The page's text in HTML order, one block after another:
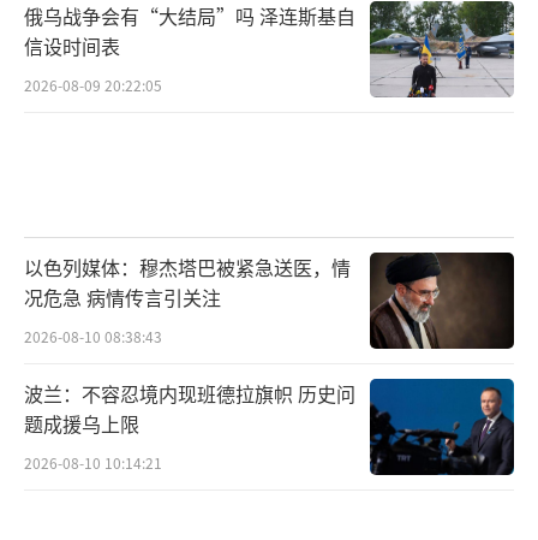
俄乌战争会有“大结局”吗 泽连斯基自
信设时间表
2026-08-09 20:22:05
以色列媒体：穆杰塔巴被紧急送医，情
况危急 病情传言引关注
2026-08-10 08:38:43
波兰：不容忍境内现班德拉旗帜 历史问
题成援乌上限
2026-08-10 10:14:21